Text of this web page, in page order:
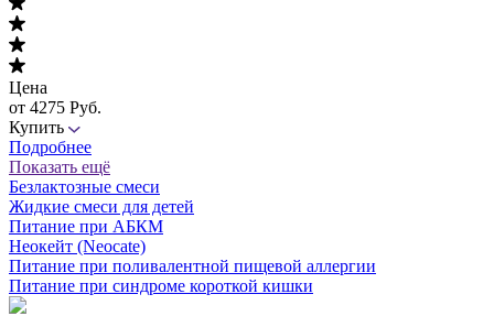
Цена
от 4275 Руб.
Купить
Подробнее
Показать ещё
Безлактозные смеси
Жидкие смеси для детей
Питание при АБКМ
Неокейт (Neocate)
Питание при поливалентной пищевой аллергии
Питание при синдроме короткой кишки